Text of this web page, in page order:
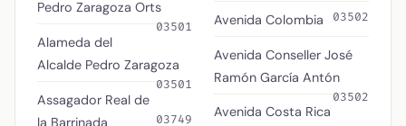
Pedro Zaragoza Orts
03501
Alameda del
Alcalde Pedro Zaragoza
03501
Assagador Real de
la Barrinada
03749
Avenida Colombia 03502
Avenida Conseller José
Ramón García Antón
03502
Avenida Costa Rica